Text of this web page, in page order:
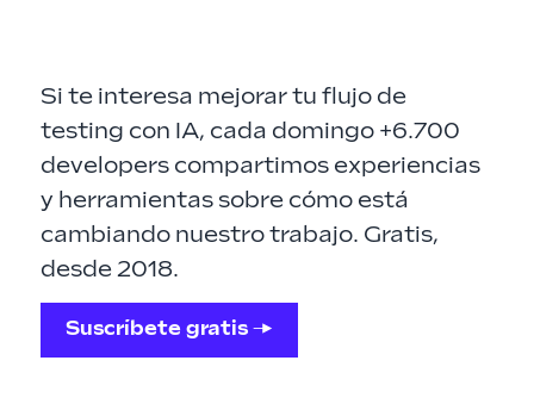
Si te interesa mejorar tu flujo de
testing con IA, cada domingo +6.700
developers compartimos experiencias
y herramientas sobre cómo está
cambiando nuestro trabajo. Gratis,
desde 2018.
Suscríbete gratis →